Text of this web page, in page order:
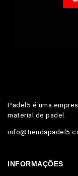
Padel5 é uma
material de padel.
INFORMAÇÕES